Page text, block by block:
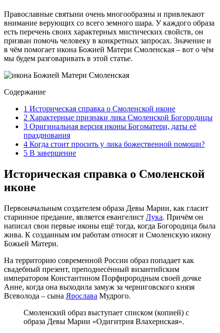
Православные святыни очень многообразны и привлекают
внимание верующих со всего земного шара. У каждого образа
есть перечень своих характерных мистических свойств, он
призван помочь человеку в конкретных запросах. Значение и
в чём помогает икона Божией Матери Смоленская – вот о чём
мы будем разговаривать в этой статье.
Содержание
1 Историческая справка о Смоленской иконе
2 Характерные признаки лика Смоленской Богородицы
3 Оригинальная версия иконы Богоматери, даты её
празднования
4 Когда стоит просить у лика божественной помощи?
5 В завершение
Историческая справка о Смоленской
иконе
Первоначальным создателем образа Девы Марии, как гласит
старинное предание, является евангелист Лука. Причём он
написал свои первые иконы ещё тогда, когда Богородица была
жива. К созданным им работам относят и Смоленскую икону
Божьей Матери.
На территорию современной России образ попадает как
свадебный презент, преподнесённый византийским
императором Константином Порфирородным своей дочке
Анне, когда она выходила замуж за черниговского князя
Всеволода – сына Ярослава Мудрого.
Смоленский образ выступает списком (копией) с
образа Девы Марии «Одигитрия Влахернская».